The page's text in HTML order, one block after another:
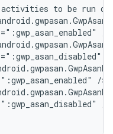
activities to be run on